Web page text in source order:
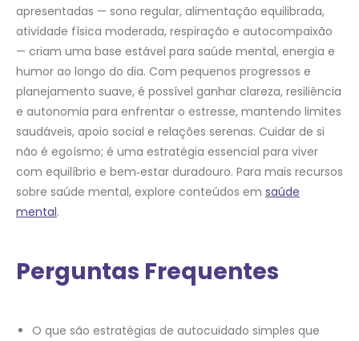
apresentadas — sono regular, alimentação equilibrada,
atividade física moderada, respiração e autocompaixão
— criam uma base estável para saúde mental, energia e
humor ao longo do dia. Com pequenos progressos e
planejamento suave, é possível ganhar clareza, resiliência
e autonomia para enfrentar o estresse, mantendo limites
saudáveis, apoio social e relações serenas. Cuidar de si
não é egoísmo; é uma estratégia essencial para viver
com equilíbrio e bem‑estar duradouro. Para mais recursos
sobre saúde mental, explore conteúdos em saúde
mental.
Perguntas Frequentes
O que são estratégias de autocuidado simples que